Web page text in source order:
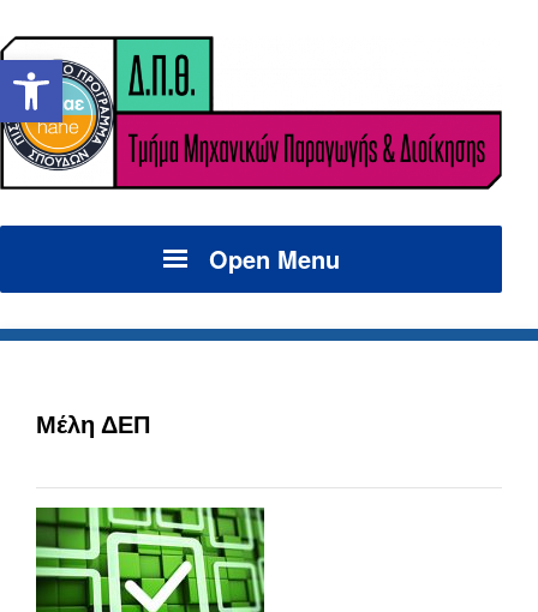
Ανοίξτε τη γραμμή εργαλείων
Open Menu
Μέλη ΔΕΠ